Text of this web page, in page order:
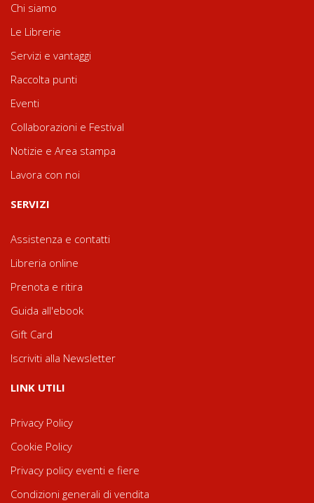
Chi siamo
Le Librerie
Servizi e vantaggi
Raccolta punti
Eventi
Collaborazioni e Festival
Notizie e Area stampa
Lavora con noi
SERVIZI
Assistenza e contatti
Libreria online
Prenota e ritira
Guida all'ebook
Gift Card
Iscriviti alla Newsletter
LINK UTILI
Privacy Policy
Cookie Policy
Privacy policy eventi e fiere
Condizioni generali di vendita